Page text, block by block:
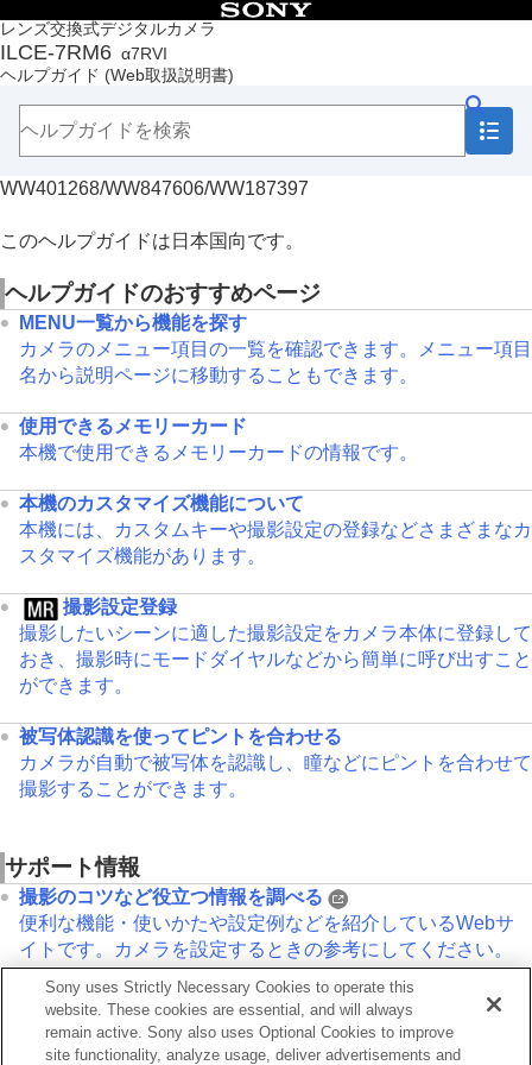
レンズ交換式デジタルカメラ
ILCE-7RM6 α7RVI
ヘルプガイド (Web取扱説明書)
目次
トップページ
ヘルプガイドの使いかた
本体と付属品を確認する
本機の基本操作
MENU一覧から機能を探す
カメラをカスタマイズする
再生する
カメラの設定を変更する
スマートフォンでできること
パソコンでできること
クラウドサービスを利用する
資料
故障かな？と思ったら
WW401268/WW847606/WW187397
このヘルプガイドは日本国向です。
ヘルプガイドのおすすめページ
MENU一覧から機能を探す
カメラのメニュー項目の一覧を確認できます。メニュー項目
名から説明ページに移動することもできます。
使用できるメモリーカード
本機で使用できるメモリーカードの情報です。
本機のカスタマイズ機能について
本機には、カスタムキーや撮影設定の登録などさまざまなカ
スタマイズ機能があります。
撮影設定登録
撮影したいシーンに適した撮影設定をカメラ本体に登録して
おき、撮影時にモードダイヤルなどから簡単に呼び出すこと
ができます。
被写体認識を使ってピントを合わせる
カメラが自動で被写体を認識し、瞳などにピントを合わせて
撮影することができます。
サポート情報
撮影のコツなど役立つ情報を調べる
便利な機能・使いかたや設定例などを紹介しているWebサ
イトです。カメラを設定するときの参考にしてください。
ILCE-7RM6：サポート情報
カメラ本体の基本情報や対応レンズ/アクセサリーの情報、
困ったときのQ&Aなどを説明しています。
Sony uses Strictly Necessary Cookies to operate this
website. These cookies are essential, and will always
remain active. Sony also uses Optional Cookies to improve
site functionality, analyze usage, deliver advertisements and